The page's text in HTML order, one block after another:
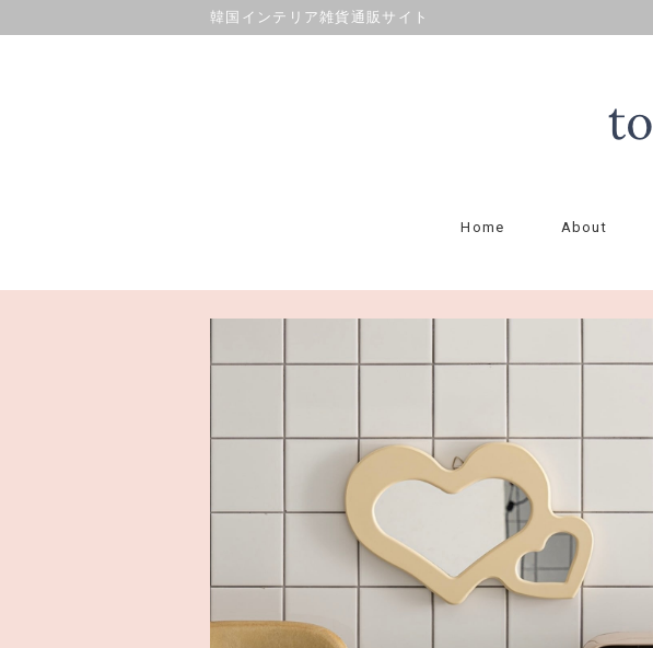
韓国インテリア雑貨通販サイト
Home About